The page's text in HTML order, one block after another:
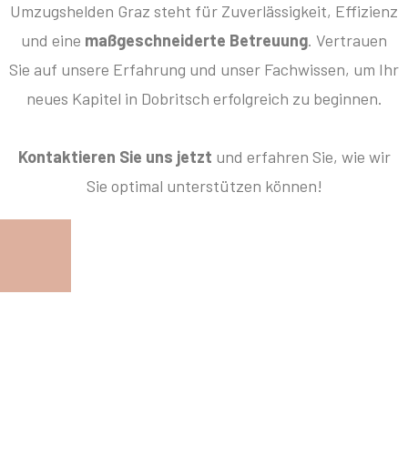
Umzugshelden Graz steht für Zuverlässigkeit, Effizienz
und eine maßgeschneiderte Betreuung. Vertrauen
Sie auf unsere Erfahrung und unser Fachwissen, um Ihr
neues Kapitel in Dobritsch erfolgreich zu beginnen.
Kontaktieren Sie uns jetzt und erfahren Sie, wie wir
Sie optimal unterstützen können!